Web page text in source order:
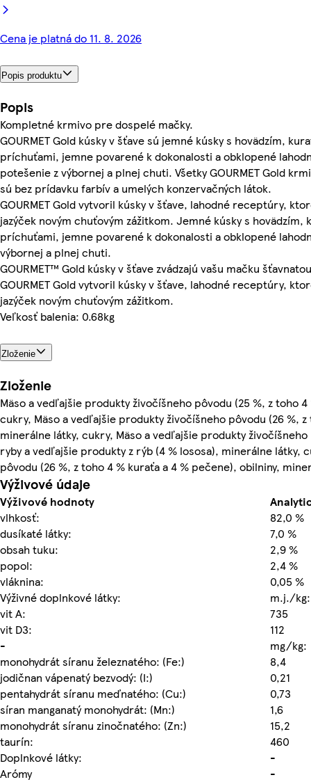
Cena je platná do 11. 8. 2026
Popis produktu
Popis
Kompletné krmivo pre dospelé mačky.
GOURMET Gold kúsky v šťave sú jemné kúsky s hovädzím,
príchuťami, jemne povarené k dokonalosti a obklopené
potešenie z výbornej a plnej chuti. Všetky GOURMET Gold
sú bez prídavku farbív a umelých konzervačných látok.
GOURMET Gold vytvoril kúsky v šťave, lahodné receptúry,
jazýček novým chuťovým zážitkom. Jemné kúsky s
príchuťami, jemne povarené k dokonalosti a obklopené
výbornej a plnej chuti.
GOURMET™ Gold kúsky v šťave zvádzajú vašu mačku
GOURMET Gold vytvoril kúsky v šťave, lahodné receptúry,
jazýček novým chuťovým zážitkom.
Veľkosť balenia: 0.68kg
Zloženie
Zloženie
Mäso a vedľajšie produkty živočíšneho pôvodu (25 %, z toho
cukry, Mäso a vedľajšie produkty živočíšneho pôvodu (26 %,
minerálne látky, cukry, Mäso a vedľajšie produkty
ryby a vedľajšie produkty z rýb (4 % lososa), minerálne látky,
pôvodu (26 %, z toho 4 % kuraťa a 4 % pečene), obilniny,
Výživové údaje
Výživové hodnoty
vlhkosť:
82,0 %
dusíkaté látky:
7,0 %
obsah tuku:
2,9 %
popol:
2,4 %
vláknina:
0,05 %
Výživné doplnkové látky:
m.j./kg:
vit A:
735
vit D3:
112
-
mg/kg:
monohydrát síranu železnatého: (Fe:)
8,4
jodičnan vápenatý bezvodý: (I:)
0,21
pentahydrát síranu meďnatého: (Cu:)
0,73
síran manganatý monohydrát: (Mn:)
1,6
monohydrát síranu zinočnatého: (Zn:)
15,2
taurín:
460
Doplnkové látky:
-
Arómy
-